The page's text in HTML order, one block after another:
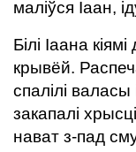
маліўся Іаан,
Білі Іаана
крывёй.
спалілі
закапалі
нават з-пад